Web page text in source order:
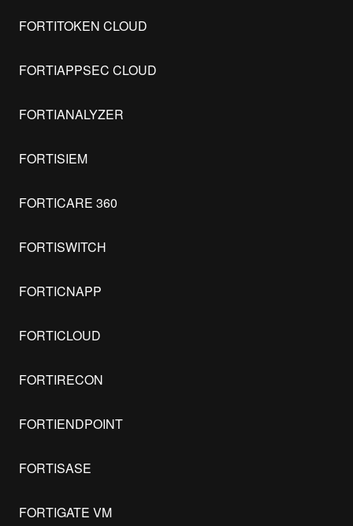
FORTITOKEN CLOUD
FORTIAPPSEC CLOUD
FORTIANALYZER
FORTISIEM
FORTICARE 360
FORTISWITCH
FORTICNAPP
FORTICLOUD
FORTIRECON
FORTIENDPOINT
FORTISASE
FORTIGATE VM